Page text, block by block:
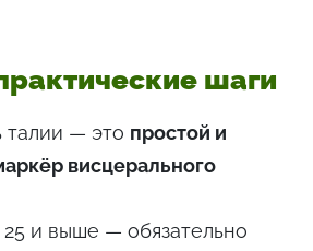
шаги
талии — это простой и
висцерального
и выше — обязательно